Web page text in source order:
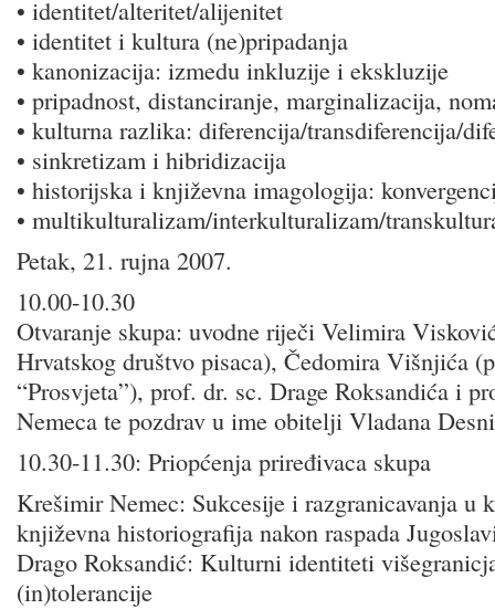
• identitet/alteritet/alijenitet
• identitet i kultura (ne)pripadanja
• kanonizacija: izmedu inkluzije i ekskluzije
• pripadnost, distanciranje, marginalizacija,
• kulturna razlika: diferencija/transdiferencija/
• sinkretizam i hibridizacija
• historijska i književna imagologija:
• multikulturalizam/interkulturalizam/
Petak, 21. rujna 2007.
10.00-10.30
Otvaranje skupa: uvodne riječi Velimira
Hrvatskog društvo pisaca), Čedomira Višnjića
“Prosvjeta”), prof. dr. sc. Drage Roksandića i
Nemeca te pozdrav u ime obitelji Vladana
10.30-11.30: Priopćenja priređivaca skupa
Krešimir Nemec: Sukcesije i razgranicavanja u
književna historiografija nakon raspada
Drago Roksandić: Kulturni identiteti
(in)tolerancije